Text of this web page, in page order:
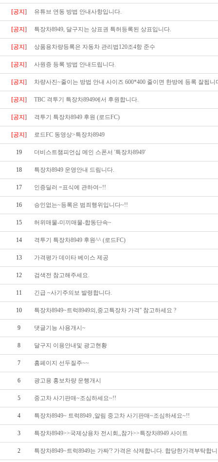
[공지] 유튜브 연동 방법 안내사항입니다.
[공지] 특장차8949, 달구지는 상표권 특허등록된 상표입니다.
[공지] 상품용차량등록은 자동차 관리법120조4항 준수
[공지] 사원증 등록 방법 안내드립니다.
[공지] 차량사진~줄이는 방법 안내 사이즈 600*400 줄이면 한방에 등록 잘됩니
[공지] TBC 격투기 특장차8949에서 후원합니다.
[공지] 격투기 특장차8949 후원 (로드FC)
[공지] 로드FC 동영상>특장차8949
19 더비스트챔피언십 메인 스폰서 '특장차8949'
18 특장차8949 운영안내 드림니다.
17 인증딜러 =표식에 관하여~!!
16 승인없는~등록은 범죄행위입니다~!!
15 허위매물-미끼매물-합동단속~
14 격투기 특장차8949 후원^^ (로드FC)
13 가격평가 데이타 베이스 제공
12 검색전 참고해주세요.
11 긴급 ~사기주의보 발령합니다.
10 특장차8949~트럭8949의,중고특장차 가격'' 참고하세요 ?
9 댓글기능 사용개시~
8 달구지 이용안내및 광고현황
7 홈페이지 선두질주~~
6 광고용 홍보차량 운행개시
5 중고차 사기판매~조심하세요~!!
4 특장차8949~ 트럭8949 ,알림 중고차 사기판매~조심하세요~!!
3 특장차8949>>국제상용차 전시회,,참가>>특장차8949 사이트
2 특장차8949~트럭8949는 가짜'? 가격은 삭제합니다. 합당한가격부탁합